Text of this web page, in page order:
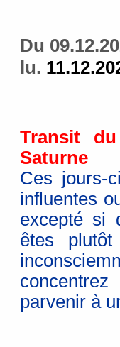
Du
lu.
Transit
Saturne
Ces jours-
influentes
excepté si
êtes
parvenir à